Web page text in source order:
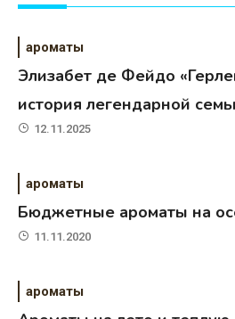
ароматы
Элизабет де Фейдо
история легендарной
12.11.2025
ароматы
Бюджетные ароматы на
11.11.2020
ароматы